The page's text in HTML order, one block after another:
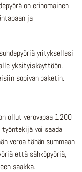
on erinomainen
ja
yrityksellesi
yksityiskäyttöön.
sopivan paketin.
ollut verovapaa 1 200
työntekijä voi saada
veroa tähän summaan
että sähköpyöriä,
saakka.